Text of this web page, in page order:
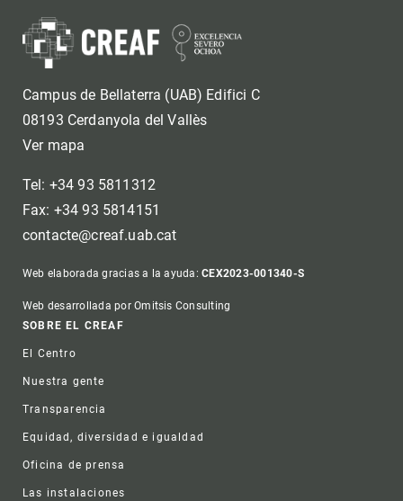
Campus de Bellaterra (UAB) Edifici C
08193 Cerdanyola del Vallès
Ver mapa
Tel: +34 93 5811312
Fax: +34 93 5814151
contacte@creaf.uab.cat
Web elaborada gracias a la ayuda:CEX2023-001340-S
Web desarrollada por Omitsis Consulting
Footer
SOBRE EL CREAF
El Centro
Nuestra gente
Transparencia
Equidad, diversidad e igualdad
Oficina de prensa
Las instalaciones